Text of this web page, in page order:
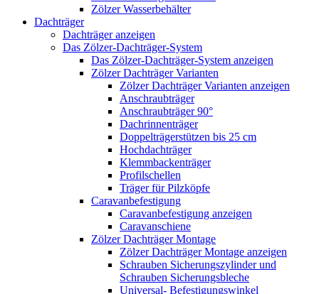
Zölzer Wasserbehälter
Dachträger
Dachträger anzeigen
Das Zölzer-Dachträger-System
Das Zölzer-Dachträger-System anzeigen
Zölzer Dachträger Varianten
Zölzer Dachträger Varianten anzeigen
Anschraubträger
Anschraubträger 90°
Dachrinnenträger
Doppelträgerstützen bis 25 cm
Hochdachträger
Klemmbackenträger
Profilschellen
Träger für Pilzköpfe
Caravanbefestigung
Caravanbefestigung anzeigen
Caravanschiene
Zölzer Dachträger Montage
Zölzer Dachträger Montage anzeigen
Schrauben Sicherungszylinder und
Schrauben Sicherungsbleche
Universal- Befestigungswinkel